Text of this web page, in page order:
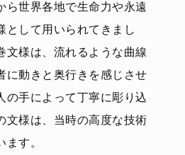
ら世界各地で生命力や永遠
として用いられてきまし
文様は、流れるような曲線
に動きと奥行きを感じさせ
の手によって丁寧に彫り込
文様は、当時の高度な技術
ます。